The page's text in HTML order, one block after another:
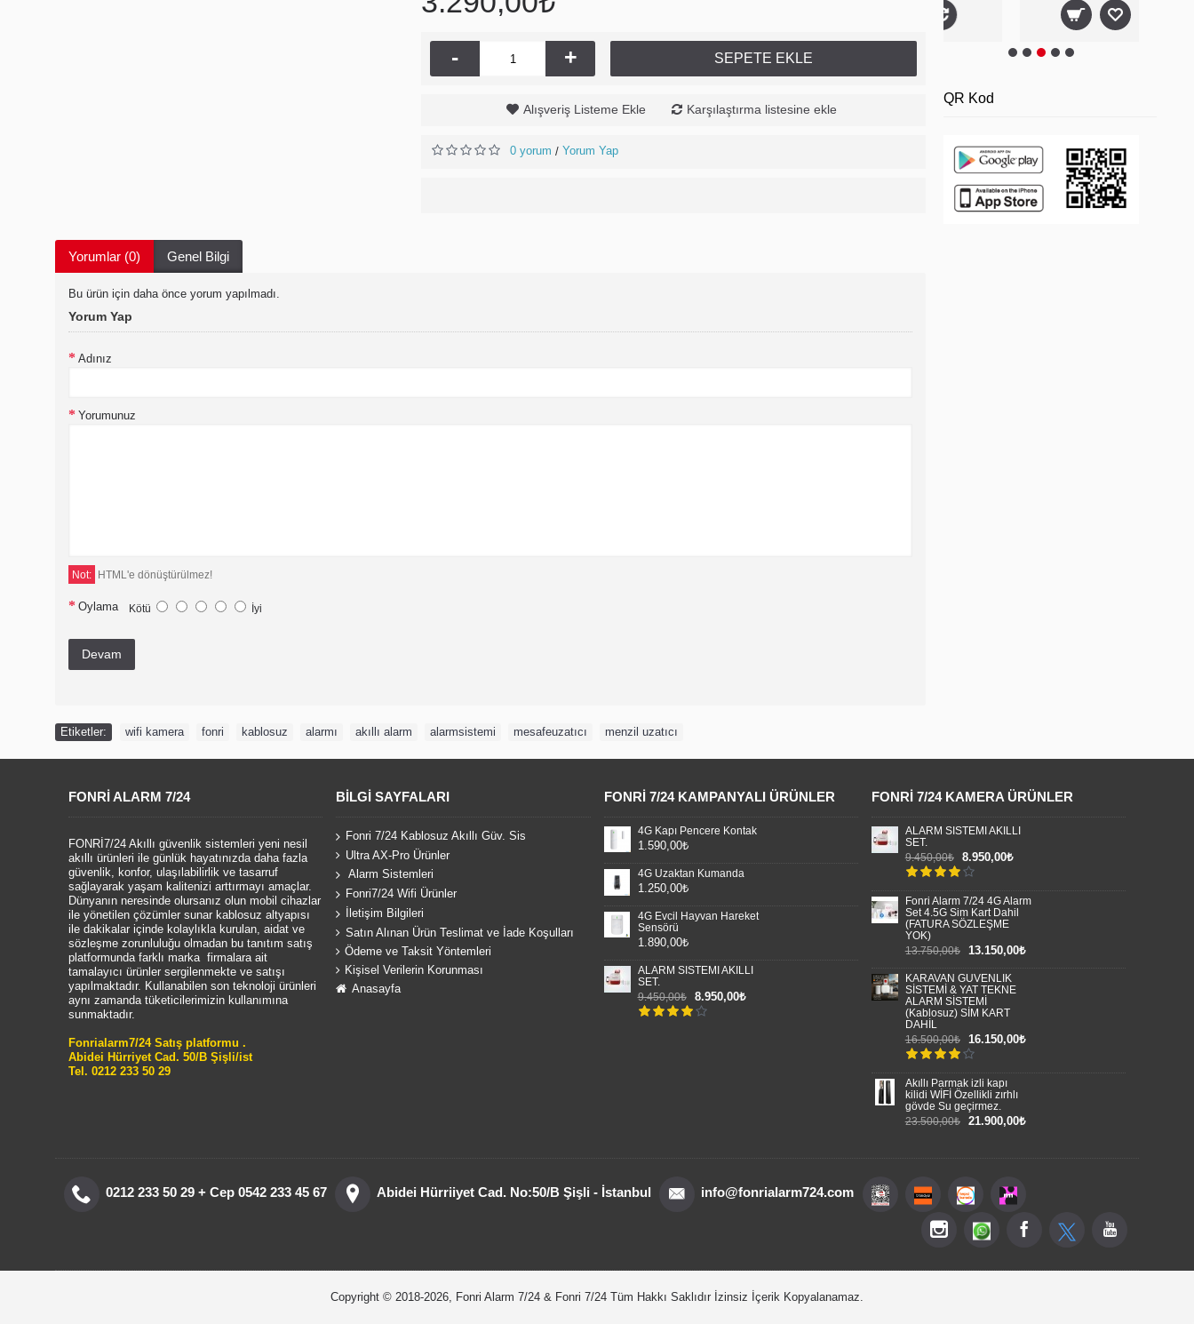
QR Kod
- + SEPETE EKLE
Alışveriş Listeme Ekle Karşılaştırma listesine ekle
0 yorum / Yorum Yap
Yorumlar (0) Genel Bilgi
Bu ürün için daha önce yorum yapılmadı.
Yorum Yap
Adınız
Yorumunuz
Not: HTML'e dönüştürülmez!
OylamaKötü İyi
Devam
Etiketler: wifi kamera fonri kablosuz alarmı akıllı alarm alarmsistemi mesafeuzatıcı menzil uzatıcı
FONRI ALARM 7/24
FONRİ7/24 Akıllı güvenlik sistemleri yeni nesil
akıllı ürünleri ile günlük hayatınızda daha fazla
güvenlik, konfor, ulaşılabilirlik ve tasarruf
sağlayarak yaşam kalitenizi arttırmayı amaçlar.
Dünyanın neresinde olursanız olun mobil cihazlar
ile yönetilen çözümler sunar kablosuz altyapısı
ile dakikalar içinde kolaylıkla kurulan, aidat ve
sözleşme zorunluluğu olmadan bu tanıtım satış
platformunda farklı marka firmalara ait
tamalayıcı ürünler sergilenmekte ve satışı
yapılmaktadır. Kullanabilen son teknoloji ürünleri
aynı zamanda tüketicilerimizin kullanımına
sunmaktadır.
Fonrialarm7/24 Satış platformu .
Abidei Hürriyet Cad. 50/B Şişli/ist
Tel. 0212 233 50 29
BILGI SAYFALARI
Fonri 7/24 Kablosuz Akıllı Güv. Sis
Ultra AX-Pro Ürünler
Alarm Sistemleri
Fonri7/24 Wifi Ürünler
İletişim Bilgileri
Satın Alınan Ürün Teslimat ve İade Koşulları
Ödeme ve Taksit Yöntemleri
Kişisel Verilerin Korunması
Anasayfa
FONRI 7/24 KAMPANYALI ÜRÜNLER
4G Kapı Pencere Kontak
1.590,00₺
4G Uzaktan Kumanda
1.250,00₺
4G Evcil Hayvan Hareket
Sensörü
1.890,00₺
ALARM SİSTEMİ AKILLI
SET.
9.450,00₺
8.950,00₺
FONRI 7/24 KAMERA ÜRÜNLER
ALARM SİSTEMİ AKILLI
SET.
9.450,00₺
8.950,00₺
Fonri Alarm 7/24 4G Alarm
Set 4.5G Sim Kart Dahil
(FATURA SÖZLEŞME
YOK)
13.750,00₺
13.150,00₺
KARAVAN GÜVENLİK
SİSTEMİ & YAT TEKNE
ALARM SİSTEMİ
(Kablosuz) SİM KART
DAHİL
16.500,00₺
16.150,00₺
Akıllı Parmak izli kapı
kilidi WİFİ Özellikli zırhlı
gövde Su geçirmez.
23.500,00₺
21.900,00₺
0212 233 50 29 + Cep 0542 233 45 67 Abidei Hürriiyet Cad. No:50/B Şişli - İstanbul info@fonrialarm724.com
Copyright © 2018-2026, Fonri Alarm 7/24 & Fonri 7/24 Tüm Hakkı Saklıdır İzinsiz İçerik Kopyalanamaz.